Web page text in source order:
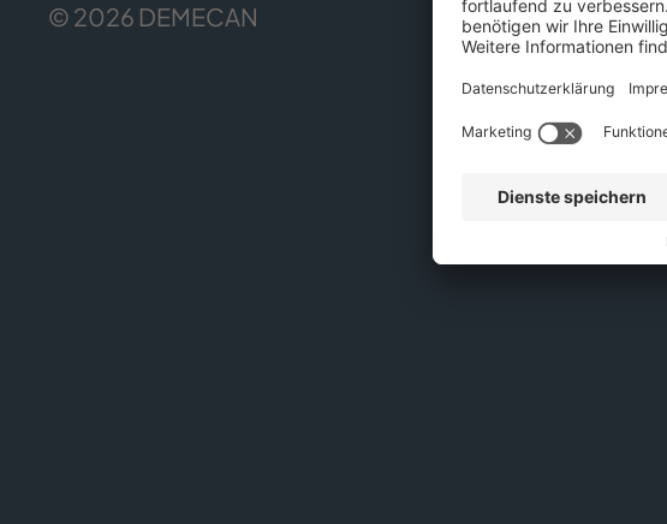
© 2026 DEMECAN